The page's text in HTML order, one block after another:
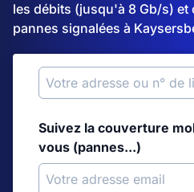
les débits (jusqu'à 8 Gb/s) et
pannes signalées à
Suivez la couverture
vous (pannes...)